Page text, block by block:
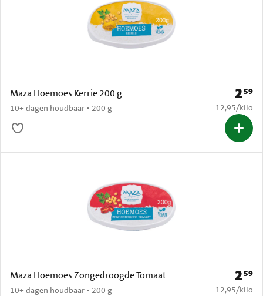
Maza Hoemoes Kerrie 200 g
10+ dagen houdbaar • 200 g
Prijs:
259
€ 12,95 per
12,95/kilo
Maza Hoemoes Zongedroogde Tomaat
10+ dagen houdbaar • 200 g
Prijs:
259
€ 12,95 per
12,95/kilo